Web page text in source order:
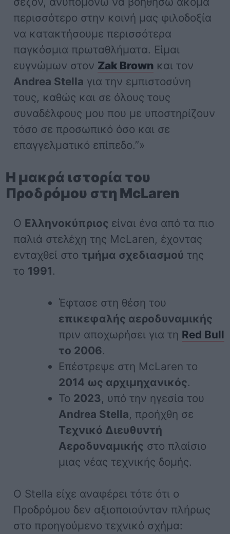
περισσότερο στην κοινή μας φιλοδοξία
να κατακτήσουμε περισσότερα
παγκόσμια πρωταθλήματα. Είμαι
ευγνώμων στον Zak Brown και τον
Andrea Stella για την εμπιστοσύνη
τους, καθώς και σε όλους τους
συναδέλφους μου που με υποστηρίζουν
τόσο σε προσωπικό όσο και σε
επαγγελματικό επίπεδο.”»
Η μακρά ιστορία του
Προδρόμου στη McLaren
Ο Ελληνοκύπριος είναι ένα από τα πιο
παλιά στελέχη της McLaren, έχοντας
ενταχθεί στο τμήμα σχεδιασμού της
το 1991.
Έφτασε στη θέση του
επικεφαλής αεροδυναμικής
πριν αποχωρήσει για τη Red Bull
το 2006.
Επέστρεψε στη McLaren το
2014 ως αρχιμηχανικός.
Το 2023, υπό την ηγεσία του
Andrea Stella, προήχθη σε
Τεχνικό Διευθυντή
Αεροδυναμικής στο πλαίσιο
μιας νέας τεχνικής δομής.
Ο Stella είχε αναφέρει τότε ότι ο
Πρoδρόμου δεν αξιοποιούνταν πλήρως
στο προηγούμενο τεχνικό σχήμα: